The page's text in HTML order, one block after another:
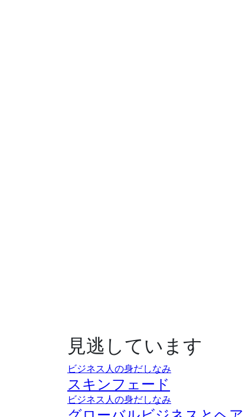
見逃しています
ビジネス人の身だしなみ
スキンフェード
ビジネス人の身だしなみ